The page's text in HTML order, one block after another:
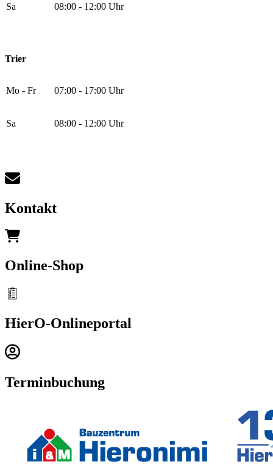
Sa 08:00 - 12:00 Uhr
Trier
Mo - Fr 07:00 - 17:00 Uhr
Sa 08:00 - 12:00 Uhr
Kontakt
Online-Shop
HierO-Onlineportal
Terminbuchung